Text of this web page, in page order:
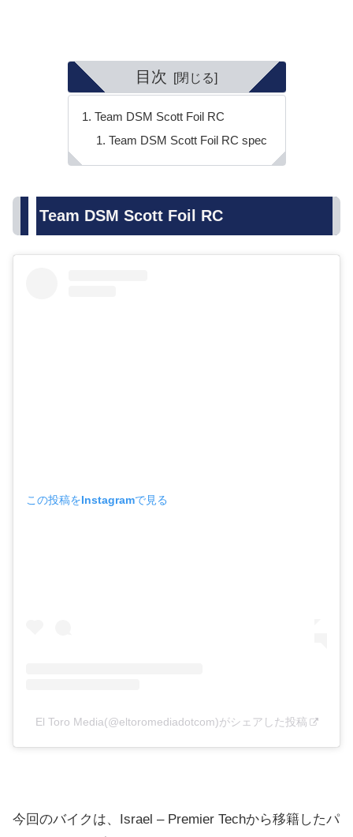
目次
Team DSM Scott Foil RC
Team DSM Scott Foil RC spec
Team DSM Scott Foil RC
この投稿をInstagramで見る
El Toro Media(@eltoromediadotcom)がシェアした投稿
今回のバイクは、Israel – Premier Techから移籍したパ